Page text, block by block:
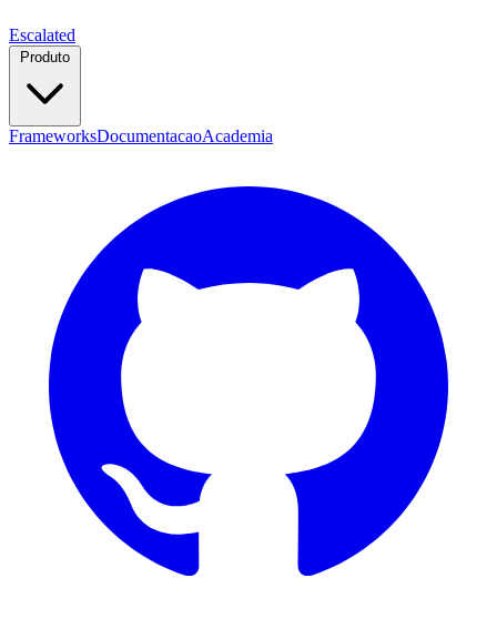
Escalated
FrameworksDocumentacaoAcademia